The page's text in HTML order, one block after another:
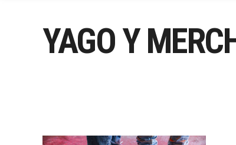
YAGO Y